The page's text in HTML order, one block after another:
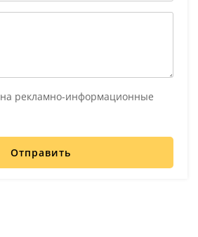
на рекламно-информационные
Отправить